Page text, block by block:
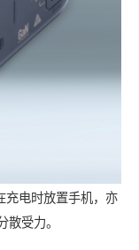
充电时放置手机，亦
受力。